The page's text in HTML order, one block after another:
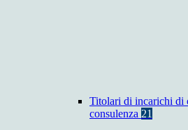
Titolari di incarichi di
consulenza 21